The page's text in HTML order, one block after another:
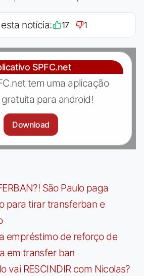
notícia: 17 1
SPFC.net
tem uma aplicação
gratuita para android!
Download
São Paulo paga
para tirar transferban e
empréstimo de reforço de
em transfer ban
vai RESCINDIR com Nicolas?